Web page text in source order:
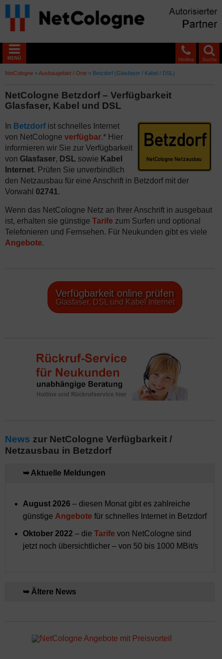
Suche
Hotline
MENÜ
NetCologne »Ausbaugebiet / Orte » Betzdorf (Glasfaser / Kabel / DSL)
NetCologne Betzdorf – Verfügbarkeit
Glasfaser, Kabel und DSL
In Betzdorfist schnelles Internet
von NetCologne verfügbar.* Hier
informieren wir Sie zur Verfügbarkeit
von Glasfaser, DSL sowie Kabel
Internet. Prüfen Sie unverbindlich
den Netzausbau für eine Anschrift in Betzdorf mit der
Vorwahl 02741.
Wenn das NetCologne Netz an Ihrer Anschrift in ausgebaut
ist, erhalten sie günstige Tarife zum Surfen und optional
Telefonieren und Fernsehen. Für Neukunden gibt es viele
Angebote.
Verfügbarkeit online prüfen
Glasfaser, DSL und Kabel Internet
News zur NetCologne Verfügbarkeit /
Netzausbau in Betzdorf
➥ Aktuelle Meldungen
August 2026 – diesen Monat gibt es zahlreiche
günstige Angebote für schnelles Internet in Betzdorf
Oktober 2022 – die Tarife von NetCologne sind
jetzt noch übersichtlicher – von 50 bis 1000 MBit/s
➥ Ältere News